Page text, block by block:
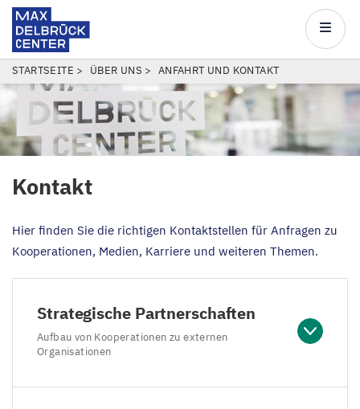
Direkt
zum
Inhalt
Center
Main
PFADNAVIGATION
STARTSEITE ÜBER UNS ANFAHRT UND KONTAKT
Kontakt
Hier finden Sie die richtigen Kontaktstellen für Anfragen zu
Kooperationen, Medien, Karriere und weiteren Themen.
Strategische Partnerschaften
Aufbau von Kooperationen zu externen
Organisationen